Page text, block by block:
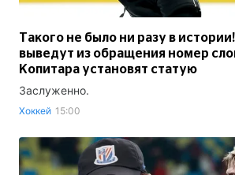
Такого не было ни разу в
выведут из обращения номер
Копитара установят статую
Заслуженно.
Хоккей 15:00